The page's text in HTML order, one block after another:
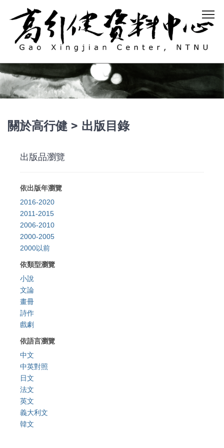
關於高行健 > 出版目錄
出版品瀏覽
依出版年瀏覽
2016-2020
2011-2015
2006-2010
2000-2005
2000以前
依類型瀏覽
小說
文論
畫冊
詩作
戲劇
依語言瀏覽
中文
中英對照
日文
法文
英文
義大利文
韓文